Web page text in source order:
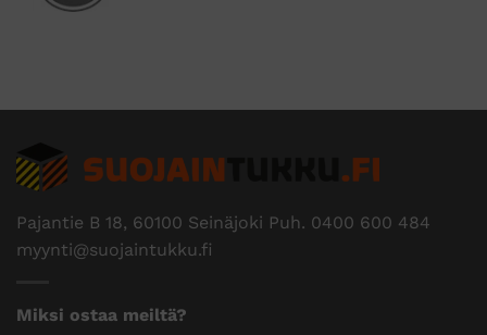
Pajantie B 18, 60100 Seinäjoki Puh. 0400 600 484
myynti@suojaintukku.fi
Miksi ostaa meiltä?